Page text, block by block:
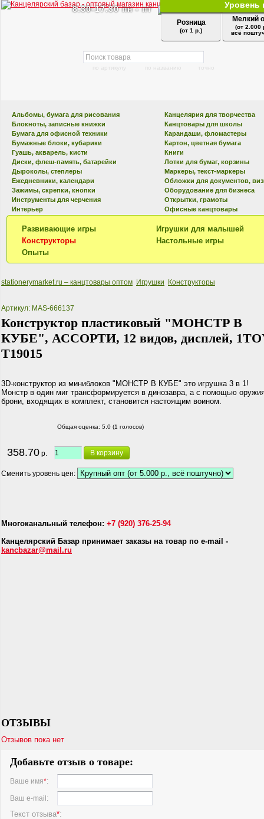
Уровень
Розница
(от 1 р.)
Мелкий
(от 2.000
всё
8.30-17.30 пн - пт
Альбомы, бумага для рисования
Блокноты, записные книжки
Бумага для офисной техники
Бумажные блоки, кубарики
Гуашь, акварель, кисти
Диски, флеш-память, батарейки
Дыроколы, степлеры
Ежедневники, календари
Зажимы, скрепки, кнопки
Инструменты для черчения
Интерьер
Канцелярия для творчества
Канцтовары для школы
Карандаши, фломастеры
Картон, цветная бумага
Книги
Лотки для бумаг, корзины
Маркеры, текст-маркеры
Обложки для документов,
Оборудование для бизнеса
Открытки, грамоты
Офисные канцтовары
Развивающие игры
Игрушки для малышей
Конструкторы
Настольные игры
Опыты
stationerymarket.ru – канцтовары оптом Игрушки Конструкторы
Артикул: MAS-666137
Конструктор пластиковый "МОНСТР В
КУБЕ", АССОРТИ, 12 видов, дисплей,
Т19015
3D-конструктор из миниблоков "МОНСТР В КУБЕ" это игрушка 3 в 1!
Монстр в один миг трансформируется в динозавра, а с помощью
брони, входящих в комплект, становится настоящим воином.
Общая оценка: 5.0 (1 голосов)
358.70 р. В корзину
Сменить уровень цен:
Многоканальный телефон: +7 (920) 376-25-94
Канцелярский Базар принимает заказы на товар по e-mail -
kancbazar@mail.ru
ОТЗЫВЫ
Отзывов пока нет
Добавьте отзыв о товаре:
Ваше имя*:
Ваш e-mail:
Текст отзыва*: